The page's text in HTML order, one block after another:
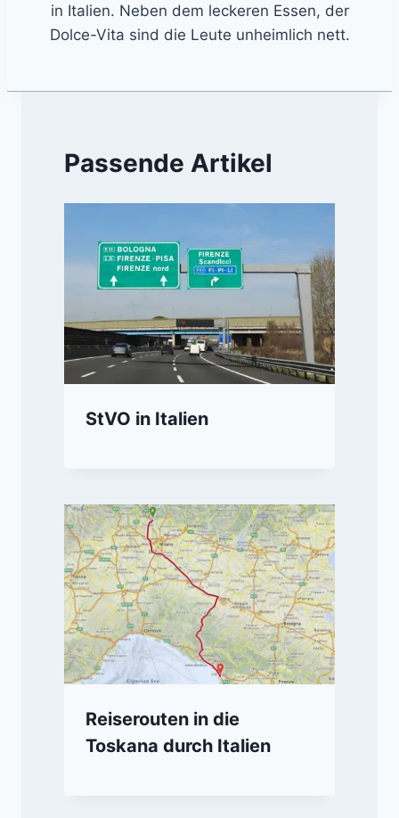
in Italien. Neben dem leckeren Essen, der
Dolce-Vita sind die Leute unheimlich nett.
Passende Artikel
StVO in Italien
Reiserouten in die
Toskana durch Italien